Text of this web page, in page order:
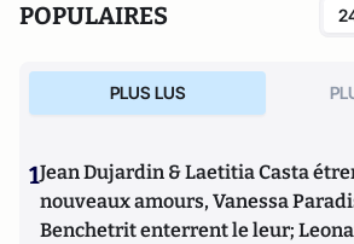
POPULAIRES
PLUS LUS
1Jean Dujardin & Laetitia Casta
nouveaux amours, Vanessa
Benchetrit enterrent le leur;